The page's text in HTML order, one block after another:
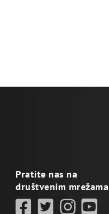
Pratite nas na
društvenim mrežama